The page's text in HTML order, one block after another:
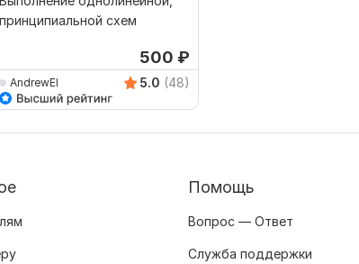
принципиальной схем
500 ₽
AndrewEl 5.0 (48)
Помощь
Вопрос — Ответ
Служба поддержки